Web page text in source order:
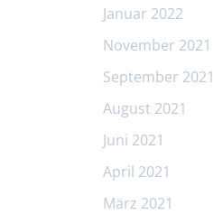
Januar 2022
November 2021
September 2021
August 2021
Juni 2021
April 2021
März 2021